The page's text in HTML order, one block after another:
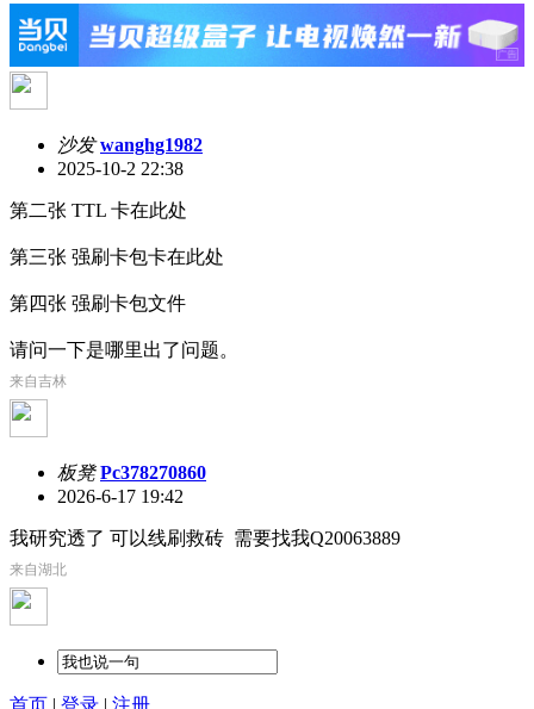
沙发 wanghg1982
2025-10-2 22:38
第二张 TTL 卡在此处
第三张 强刷卡包卡在此处
第四张 强刷卡包文件
请问一下是哪里出了问题。
来自吉林
板凳 Pc378270860
2026-6-17 19:42
我研究透了 可以线刷救砖 需要找我Q20063889
来自湖北
首页 | 登录 | 注册